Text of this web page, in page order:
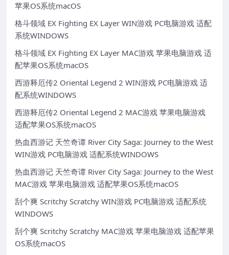
苹果OS系统macOS
格斗领域 EX Fighting EX Layer WIN游戏 PC电脑游戏 适配
系统WINDOWS
格斗领域 EX Fighting EX Layer MAC游戏 苹果电脑游戏 适
配苹果OS系统macOS
西游释厄传2 Oriental Legend 2 WIN游戏 PC电脑游戏 适
配系统WINDOWS
西游释厄传2 Oriental Legend 2 MAC游戏 苹果电脑游戏
适配苹果OS系统macOS
热血西游记 天竺奇谭 River City Saga: Journey to the West
WIN游戏 PC电脑游戏 适配系统WINDOWS
热血西游记 天竺奇谭 River City Saga: Journey to the West
MAC游戏 苹果电脑游戏 适配苹果OS系统macOS
刮个爽 Scritchy Scratchy WIN游戏 PC电脑游戏 适配系统
WINDOWS
刮个爽 Scritchy Scratchy MAC游戏 苹果电脑游戏 适配苹果
OS系统macOS